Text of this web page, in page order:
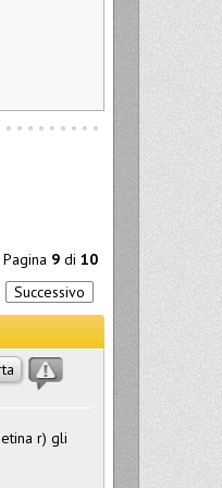
Pagina 9 di 10
Successivo
r) gli